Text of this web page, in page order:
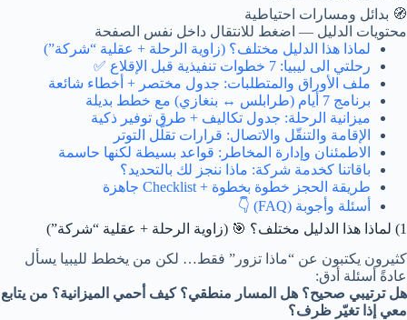
🧭 بدائل ومسارات احتياطية
محتويات الدليل — اضغط للانتقال داخل نفس الصفحة
لماذا هذا الدليل مختلف؟ (زاوية الرحلة + عقلية “شركة”)
رحلتي الى ليبيا: 7 خطوات تنفيذية قبل الإقلاع ✅
ملف الأوراق والمتطلبات: جدول مختصر + أخطاء شائعة
برنامج 7 أيام (طرابلس ↔ بنغازي) مع خطط بديلة
ميزانية الرحلة: جدول تكاليف + طرق توفير ذكية
الإقامة والتنقّل والاتصال: قرارات تقلّل التوتر
الاطمئنان وإدارة المخاطر: قواعد بسيطة لكنها حاسمة
باقاتنا كخدمة شركة: ماذا ننجز لك بالتحديد؟
طريقة الحجز خطوة بخطوة + Checklist جاهزة
أسئلة وأجوبة (FAQ) 👇
1) لماذا هذا الدليل مختلف؟ 🎯 (زاوية الرحلة + عقلية “شركة”)
كثيرون يكتبون عن “ماذا تزور” فقط… لكن من يخطط لليبيا يسأل
عادةً أسئلة أدق:
هل ترتيبي صحيح؟ هل المسار منطقي؟ كيف أحمي الميزانية؟ من يتابع
معي إذا تغيّر ظرف؟